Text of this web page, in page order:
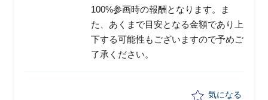
100%参画時の報酬となります。ま
た、あくまで目安となる金額であり上
下する可能性もございますので予めご
了承ください。
気になる